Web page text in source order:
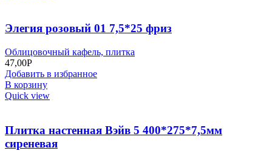
Элегия розовый 01 7,5*25 фриз
Облицовочный кафель, плитка
47,00Р
Добавить в избранное
В корзину
Quick view
Плитка настенная Вэйв 5 400*275*7,5мм
сиреневая